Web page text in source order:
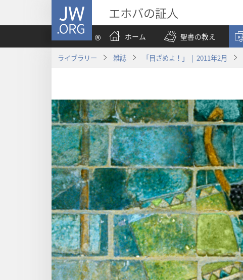
JW.ORG エホバの証人
ホーム
聖書の教え
ライブラリー 雑誌 「目ざめよ！」 | 2011年2月